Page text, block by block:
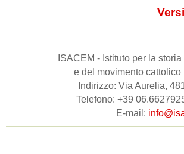
ISACEM - Istituto per la
e del movimento cattolico
Indirizzo: Via Aurelia,
Telefono: +39
E-mail: